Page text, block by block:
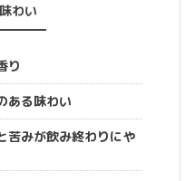
わい
り
ある味わい
苦みが飲み終わりにや